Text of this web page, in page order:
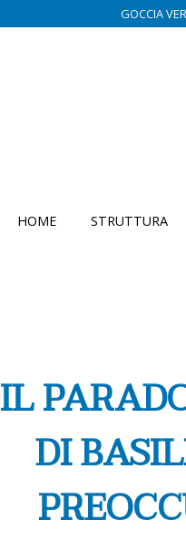
GOCCIA
HOME STRUTTURA
IL
DI